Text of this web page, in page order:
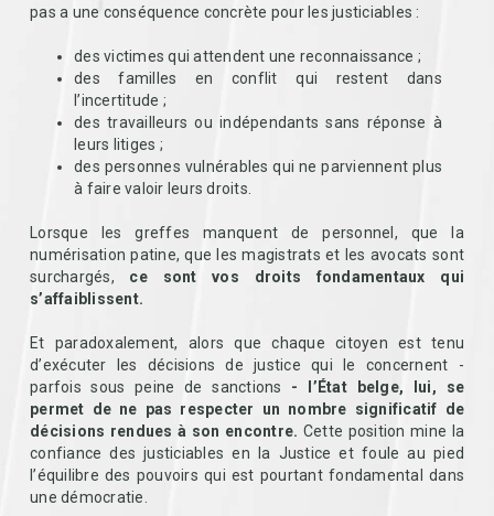
pas a une conséquence concrète pour les justiciables :
des victimes qui attendent une reconnaissance ;
des familles en conflit qui restent dans
l’incertitude ;
des travailleurs ou indépendants sans réponse à
leurs litiges ;
des personnes vulnérables qui ne parviennent plus
à faire valoir leurs droits.
Lorsque les greffes manquent de personnel, que la
numérisation patine, que les magistrats et les avocats sont
surchargés, ce sont vos droits fondamentaux qui
s’affaiblissent.
Et paradoxalement, alors que chaque citoyen est tenu
d’exécuter les décisions de justice qui le concernent -
parfois sous peine de sanctions - l’État belge, lui, se
permet de ne pas respecter un nombre significatif de
décisions rendues à son encontre. Cette position mine la
confiance des justiciables en la Justice et foule au pied
l’équilibre des pouvoirs qui est pourtant fondamental dans
une démocratie.